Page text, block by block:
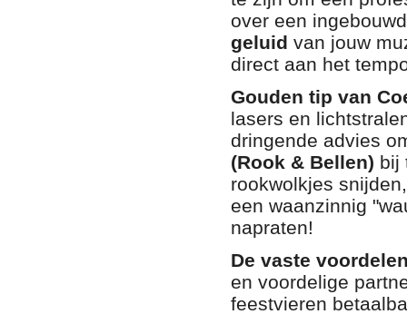
over een
geluid van jouw
direct aan het
Gouden tip van
lasers en
dringende advies
(Rook & Bellen) bij
rookwolkjes
een waanzinnig
napraten!
De vaste
en voordelige
feestvieren